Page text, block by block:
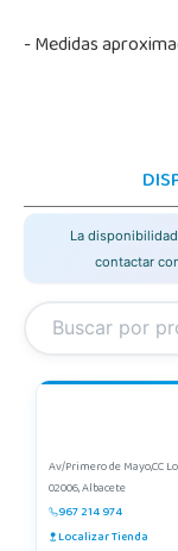
- Medidas
La
contactar
Av/Primero de Mayo,CC
02006, Albacete
967 214 974
Localizar Tienda